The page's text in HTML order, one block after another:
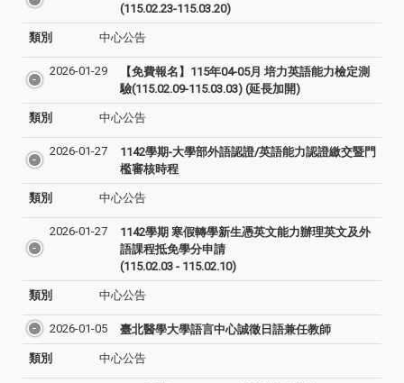
(115.02.23-115.03.20)
類別 中心公告
2026-01-29
【免費報名】115年04-05月 培力英語能力檢定測
驗(115.02.09-115.03.03) (延長加開)
類別 中心公告
2026-01-27
1142學期-大學部外語認證/英語能力認證繳交暨門
檻審核時程
類別 中心公告
2026-01-27
1142學期 寒假轉學新生憑英文能力辦理英文及外
語課程抵免學分申請
(115.02.03 - 115.02.10)
類別 中心公告
2026-01-05 臺北醫學大學語言中心誠徵日語兼任教師
類別 中心公告